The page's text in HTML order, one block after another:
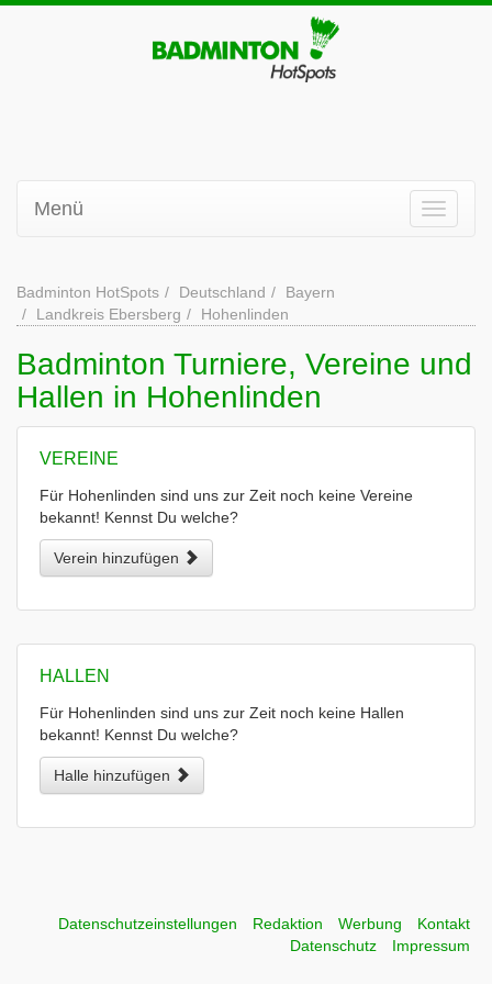
Menü
Badminton HotSpots Deutschland
Bayern
Landkreis Ebersberg
Hohenlinden
Badminton Turniere, Vereine und
Hallen in Hohenlinden
VEREINE
Für Hohenlinden sind uns zur Zeit noch keine Vereine
bekannt! Kennst Du welche?
Verein hinzufügen
HALLEN
Für Hohenlinden sind uns zur Zeit noch keine Hallen
bekannt! Kennst Du welche?
Halle hinzufügen
Datenschutzeinstellungen Redaktion Werbung
Kontakt
Datenschutz
Impressum